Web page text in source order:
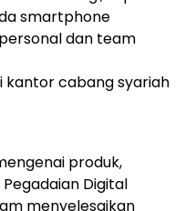
smartphone
dan team
kantor cabang syariah
produk,
Digital
menyelesaikan